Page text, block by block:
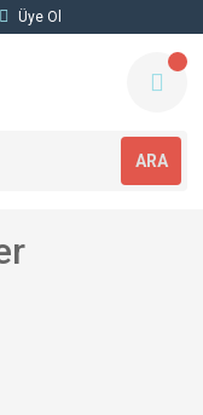
Üye Ol
ARA